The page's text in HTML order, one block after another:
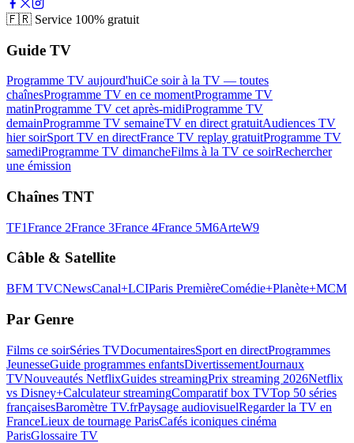
🇫🇷 Service 100% gratuit
Guide TV
Programme TV aujourd'huiCe soir à la TV — toutes
chaînesProgramme TV en ce momentProgramme TV
matinProgramme TV cet après-midiProgramme TV
demainProgramme TV semaineTV en direct gratuitAudiences TV
hier soirSport TV en directFrance TV replay gratuitProgramme TV
samediProgramme TV dimancheFilms à la TV ce soirRechercher
une émission
Chaînes TNT
TF1France 2France 3France 4France 5M6ArteW9
Câble & Satellite
BFM TVCNewsCanal+LCIParis PremièreComédie+Planète+MCM
Par Genre
Films ce soirSéries TVDocumentairesSport en directProgrammes
JeunesseGuide programmes enfantsDivertissementJournaux
TVNouveautés NetflixGuides streamingPrix streaming 2026Netflix
vs Disney+Calculateur streamingComparatif box TVTop 50 séries
françaisesBaromètre TV.frPaysage audiovisuelRegarder la TV en
FranceLieux de tournage ParisCafés iconiques cinéma
ParisGlossaire TV